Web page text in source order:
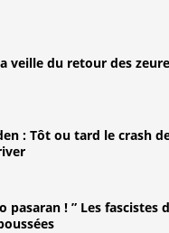
veille du retour des
: Tôt ou tard le crash
pasaran ! ” Les fascistes